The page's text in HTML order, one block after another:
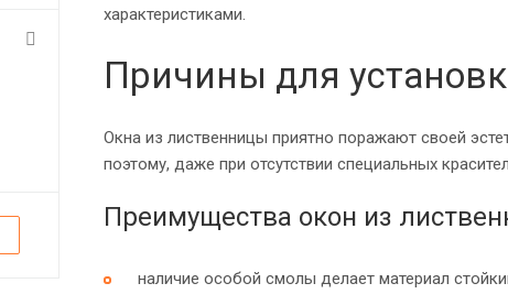
характеристиками.
Причины для
Окна из лиственницы приятно поражают своей
поэтому, даже при отсутствии специальных
Преимущества окон из
наличие особой смолы делает материал